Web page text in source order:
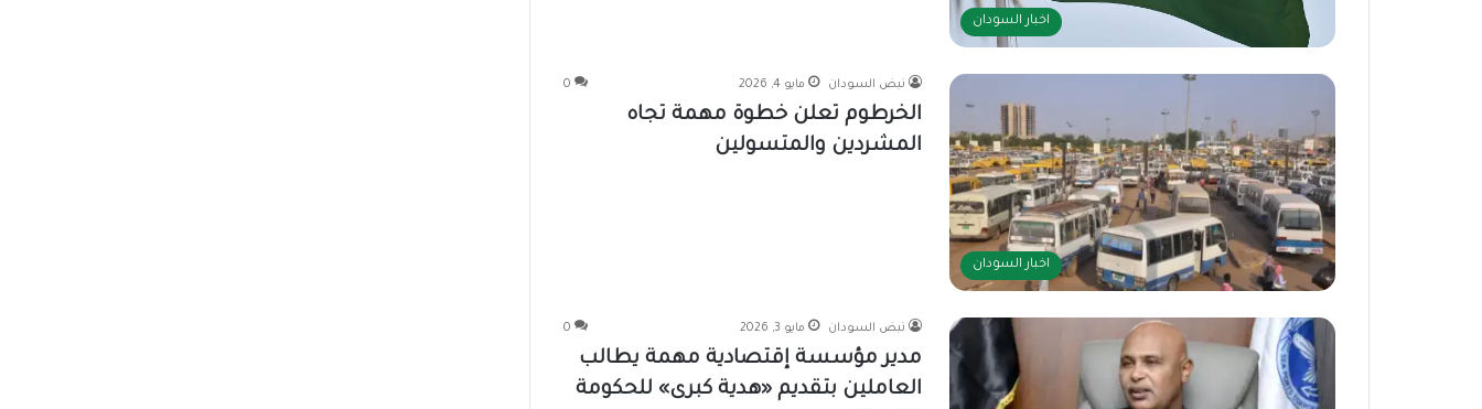
اخبار السودان
اخبار السودان
نبض السودان مايو 4, 2026 0
الخرطوم تعلن خطوة مهمة تجاه
المشردين والمتسولين
نبض السودان مايو 3, 2026 0
مدير مؤسسة إقتصادية مهمة يطالب
العاملين بتقديم «هدية كبرى» للحكومة